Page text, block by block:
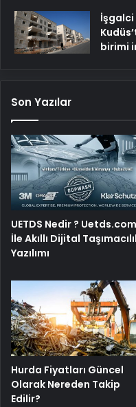
İşgalci
birimi
Son Yazılar
UETDS Nedir ? Uetds.com
İle Akıllı Dijital
Yazılımı
Hurda Fiyatları Güncel
Olarak Nereden Takip
Edilir?